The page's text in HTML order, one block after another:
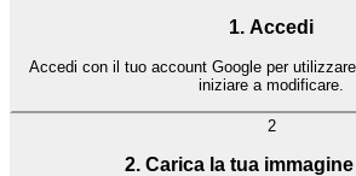
1. Accedi
Accedi con il tuo account Google per
iniziare a modificare.
2
2. Carica la tua